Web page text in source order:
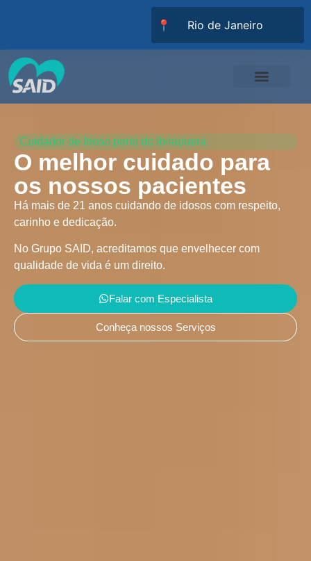
📍
Cuidador de Idoso perto do Ibirapuera
O melhor cuidado para
os nossos pacientes
Há mais de 21 anos cuidando de idosos com respeito,
carinho e dedicação.
No Grupo SAID, acreditamos que envelhecer com
qualidade de vida é um direito.
Falar com Especialista
Conheça nossos Serviços